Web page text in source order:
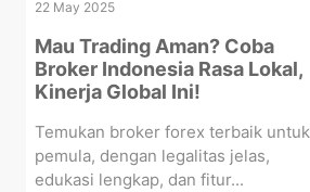
22 May 2025
Mau Trading Aman? Coba
Broker Indonesia Rasa Lokal,
Kinerja Global Ini!
Temukan broker forex terbaik untuk
pemula, dengan legalitas jelas,
edukasi lengkap, dan fitur...